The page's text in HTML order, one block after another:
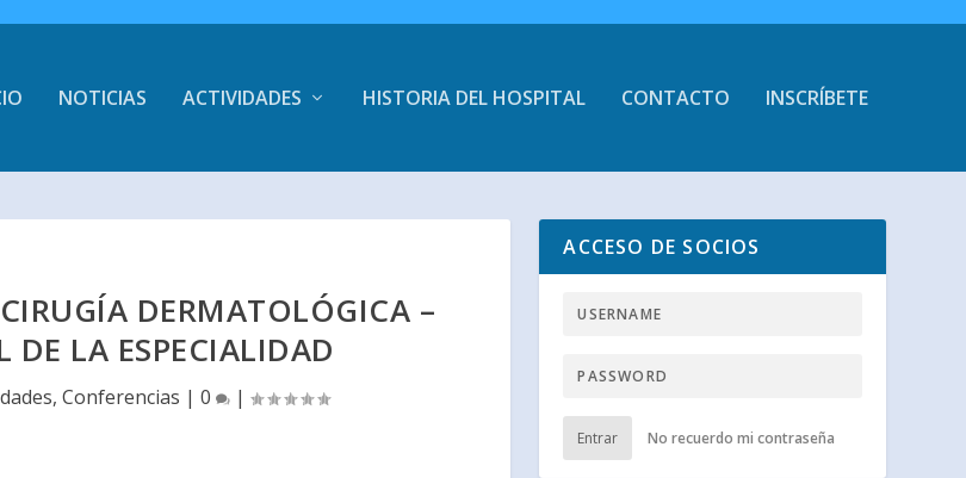
NOTICIAS ACTIVIDADES HISTORIA DEL HOSPITAL CONTACTO INSCRÍBETE
DERMATOLÓGICA –
LA ESPECIALIDAD
, Conferencias | 0 |
ACCESO DE SOCIOS
Entrar No recuerdo mi contraseña